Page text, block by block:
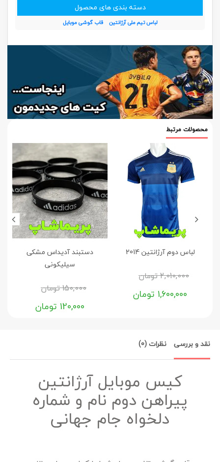
دسته بندی های محصول
لباس تیم ملی آرژانتین قاب گوشی موبایل
محصولات مرتبط
لباس دوم آرژانتین 2014
2,010,000تومان
1,600,000 تومان
دستبند آدیداس مشکی
سیلیکونی
150,000تومان
120,000 تومان
نقد و بررسی نظرات (0)
کیس موبایل آرژانتین
پیراهن دوم نام و شماره
دلخواه جام جهانی